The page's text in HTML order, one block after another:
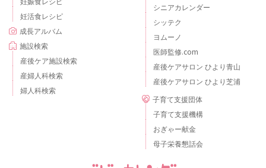
妊活食レシピ
成長アルバム
施設検索
産後ケア施設検索
産婦人科検索
婦人科検索
シニアカレンダー
シッテク
ヨムーノ
医師監修.com
産後ケアサロン ひより青山
産後ケアサロン ひより芝浦
子育て支援団体
子育て支援機構
おぎゃー献金
母子栄養懇話会